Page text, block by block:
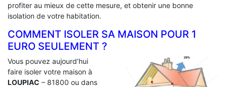
profiter au mieux de cette mesure, et obtenir une bonne
isolation de votre habitation.
COMMENT ISOLER SA MAISON POUR 1
EURO SEULEMENT ?
Vous pouvez aujourd’hui
faire isoler votre maison à
LOUPIAC – 81800 ou dans